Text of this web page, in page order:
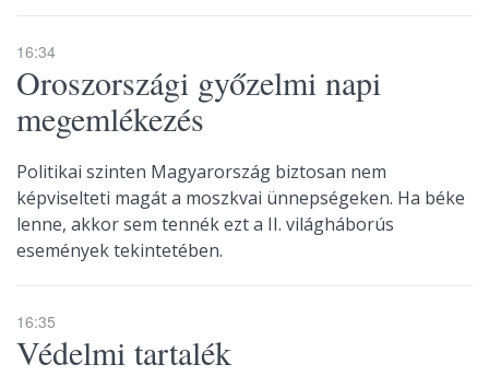
16:34
Oroszországi győzelmi napi
megemlékezés
Politikai szinten Magyarország biztosan nem
képviselteti magát a moszkvai ünnepségeken. Ha béke
lenne, akkor sem tennék ezt a II. világháborús
események tekintetében.
16:35
Védelmi tartalék